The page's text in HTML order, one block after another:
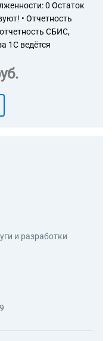
0 Остаток
• Отчетность
СБИС,
1С ведётся
и разработки